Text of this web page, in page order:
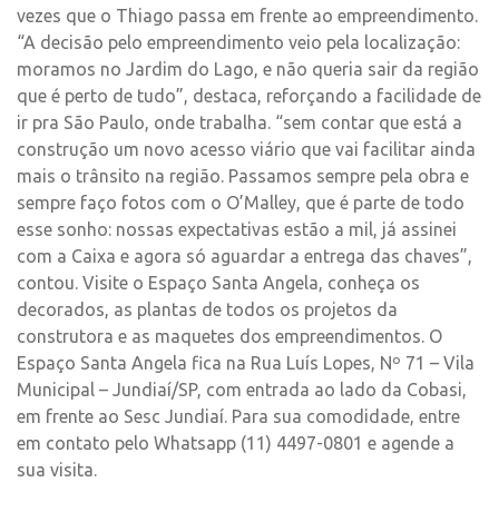
vezes que o Thiago passa em frente ao empreendimento.
“A decisão pelo empreendimento veio pela localização:
moramos no Jardim do Lago, e não queria sair da região
que é perto de tudo”, destaca, reforçando a facilidade de
ir pra São Paulo, onde trabalha. “sem contar que está a
construção um novo acesso viário que vai facilitar ainda
mais o trânsito na região. Passamos sempre pela obra e
sempre faço fotos com o O’Malley, que é parte de todo
esse sonho: nossas expectativas estão a mil, já assinei
com a Caixa e agora só aguardar a entrega das chaves”,
contou. Visite o Espaço Santa Angela, conheça os
decorados, as plantas de todos os projetos da
construtora e as maquetes dos empreendimentos. O
Espaço Santa Angela fica na Rua Luís Lopes, Nº 71 – Vila
Municipal – Jundiaí/SP, com entrada ao lado da Cobasi,
em frente ao Sesc Jundiaí. Para sua comodidade, entre
em contato pelo Whatsapp (11) 4497-0801 e agende a
sua visita.